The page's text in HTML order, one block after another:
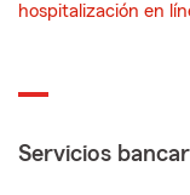
hospitalización en
Servicios